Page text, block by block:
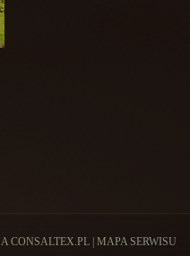
CONSALTEX.PL| MAPA SERWISU